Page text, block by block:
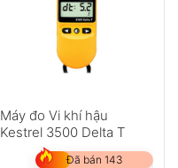
Máy đo Vi khí hậu
Kestrel 3500 Delta T
Đã bán 143